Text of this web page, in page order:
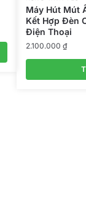
Máy Hút Mút
Kết Hợp Đèn
Điện Thoại
2.100.000 ₫